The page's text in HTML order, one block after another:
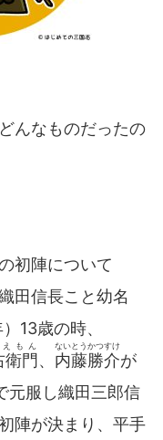
んなものだったの
初陣について
田信長こと幼名
13歳の時、
衛門
もん
、 内藤勝介
ないとうかつすけ
が
元服し織田三郎信
陣が決まり、平手